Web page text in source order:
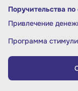
Поручительства
Привлечение
Программа